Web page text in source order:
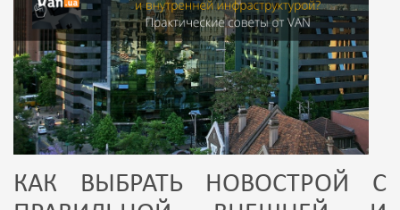
КАК ВЫБРАТЬ НОВОСТРОЙ С